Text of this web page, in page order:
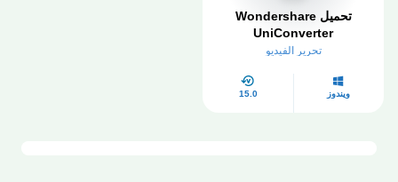
تحميل Wondershare
UniConverter
تحرير الفيديو
ويندوز 15.0